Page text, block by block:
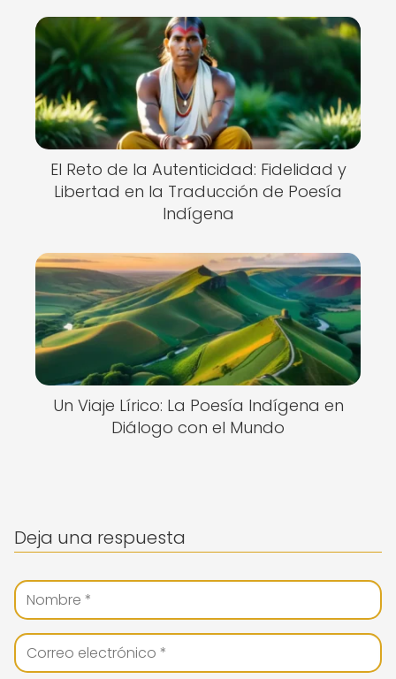
El Reto de la Autenticidad: Fidelidad y
Libertad en la Traducción de Poesía
Indígena
Un Viaje Lírico: La Poesía Indígena en
Diálogo con el Mundo
Deja una respuesta